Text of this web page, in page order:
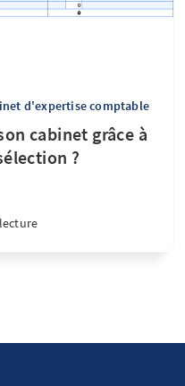
d'expertise comptable
cabinet grâce à
?